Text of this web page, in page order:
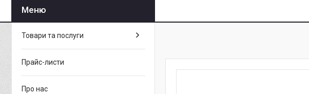
Товари та послуги
Прайс-листи
Про нас